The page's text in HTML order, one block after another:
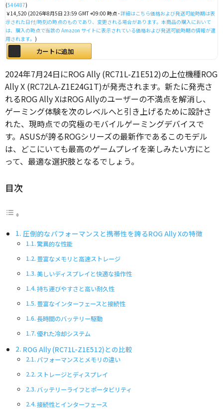
(546487)
￥14,520 (2026年8月5日 23:59 GMT +09:00 時点 -詳細はこちら価格および発送可能時期は表
示された日付/時刻の時点のものであり、変更される場合があります。本商品の購入において
は、購入の時点で当該の Amazon サイトに表示されている価格および発送可能時期の情報が適
用されます。 )
カートに追加
2024年7月24日にROG Ally (RC71L-Z1E512)の上位機種ROG
Ally X (RC72LA-Z1E24G1T)が発売されます。新たに発売さ
れるROG Ally XはROG Allyのユーザーの不満点を解消し、
ゲーミング体験を次のレベルへと引き上げるために設計さ
れた、現時点での究極のモバイルゲーミングデバイスで
す。ASUSが誇るROGシリーズの最新作であるこのモデル
は、どこにいても最高のゲームプレイを楽しみたい方にと
って、最適な選択肢となるでしょう。
目次
圧倒的なパフォーマンスと携帯性を誇るROG Ally Xの特徴
驚異的な性能
豊富なメモリと高速ストレージ
美しいディスプレイと快適な操作性
持ち運びやすさと高い耐久性
豊富なインターフェースと接続性
長時間のバッテリー駆動
優れた冷却システム
ROG Ally (RC71L-Z1E512)との比較
パフォーマンスとメモリの違い
ストレージとディスプレイ
バッテリーライフとポータビリティ
接続性とインターフェース